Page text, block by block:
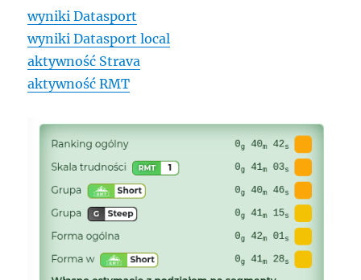
wyniki Datasport
wyniki Datasport local
aktywność Strava
aktywność RMT